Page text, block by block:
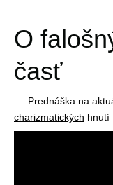
O
časť
Prednáška na
charizmatických hnutí